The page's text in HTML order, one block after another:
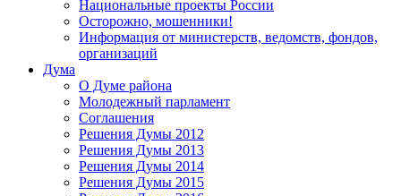
Национальные проекты России
Осторожно, мошенники!
Информация от министерств, ведомств, фондов,
организаций
Дума
О Думе района
Молодежный парламент
Соглашения
Решения Думы 2012
Решения Думы 2013
Решения Думы 2014
Решения Думы 2015